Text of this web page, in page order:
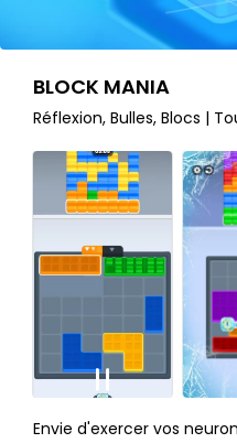
BLOCK MANIA
Réflexion, Bulles, Blocs |
Envie d'exercer vos